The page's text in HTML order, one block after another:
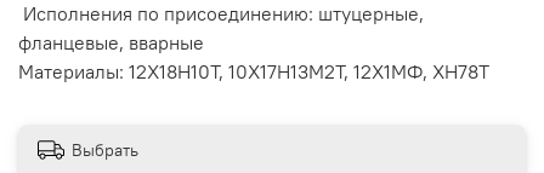
Исполнения по присоединению: штуцерные,
фланцевые, вварные
Материалы: 12Х18Н10Т, 10Х17Н13М2Т, 12Х1МФ, ХН78Т
Выбрать